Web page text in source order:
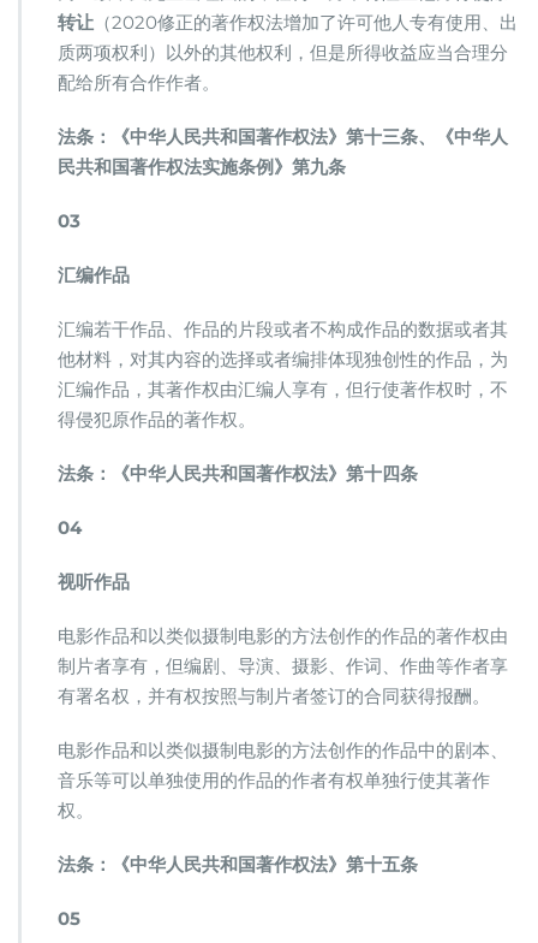
转让 （2020修正的著作权法增加了许可他人专有使用、出
质两项权利）以外的其他权利，但是所得收益应当合理分
配给所有合作作者。
法条：《中华人民共和国著作权法》第十三条、《中华人
民共和国著作权法实施条例》第九条
03
汇编作品
汇编若干作品、作品的片段或者不构成作品的数据或者其
他材料，对其内容的选择或者编排体现独创性的作品，为
汇编作品，其著作权由汇编人享有，但行使著作权时，不
得侵犯原作品的著作权。
法条：《中华人民共和国著作权法》第十四条
04
视听作品
电影作品和以类似摄制电影的方法创作的作品的著作权由
制片者享有，但编剧、导演、摄影、作词、作曲等作者享
有署名权，并有权按照与制片者签订的合同获得报酬。
电影作品和以类似摄制电影的方法创作的作品中的剧本、
音乐等可以单独使用的作品的作者有权单独行使其著作
权。
法条：《中华人民共和国著作权法》第十五条
05